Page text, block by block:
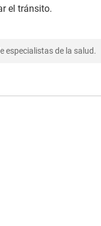
el tránsito.
especialistas de la salud.